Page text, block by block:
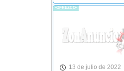
-OFREZCO-
13 de julio de 2022